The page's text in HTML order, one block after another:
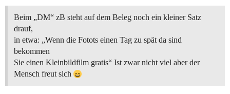
Beim „DM“ zB steht auf dem Beleg noch ein kleiner Satz
drauf,
in etwa: „Wenn die Fotots einen Tag zu spät da sind
bekommen
Sie einen Kleinbildfilm gratis“ Ist zwar nicht viel aber der
Mensch freut sich